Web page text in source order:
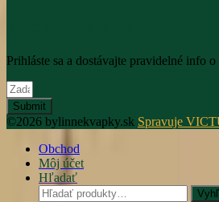
Prihláste sa a dostávajte pravidelné info
Submit
©2026 bylinnekvapky.sk Spravuje
Obchod
Môj účet
Hľadať
Hľadať: